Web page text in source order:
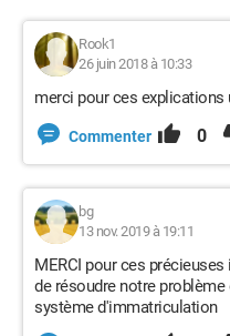
Rook1
26 juin 2018 à 10:33
merci pour ces explications
Commenter 0
bg
13 nov. 2019 à 19:11
MERCI pour ces
de résoudre notre
système d'immatriculation